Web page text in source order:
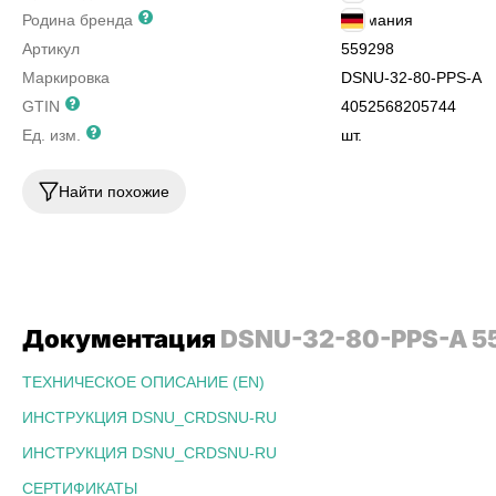
Родина бренда
Германия
Артикул
559298
Маркировка
DSNU-32-80-PPS-A
GTIN
4052568205744
Ед. изм.
шт.
Найти похожие
Документация DSNU-32-80-PPS-A
ТЕХНИЧЕСКОЕ ОПИСАНИЕ (EN)
ИНСТРУКЦИЯ DSNU_CRDSNU-RU
ИНСТРУКЦИЯ DSNU_CRDSNU-RU
СЕРТИФИКАТЫ